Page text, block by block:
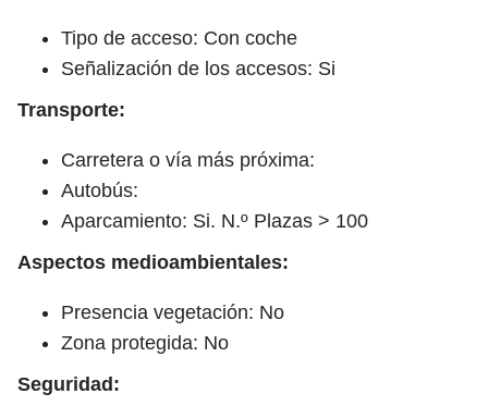
Tipo de acceso: Con coche
Señalización de los accesos: Si
Transporte:
Carretera o vía más próxima:
Autobús:
Aparcamiento: Si. N.º Plazas > 100
Aspectos medioambientales:
Presencia vegetación: No
Zona protegida: No
Seguridad: